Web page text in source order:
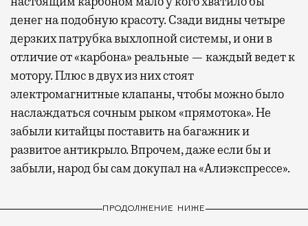
денег на подобную красоту. Сзади видны четыре
дерзких патрубка выхлопной системы, и они в
отличие от «карбона» реальные — каждый ведет к
мотору. Плюс в двух из них стоят
электромагнитные клапаны, чтобы можно было
наслаждаться сочным рыком «прямотока». Не
забыли китайцы поставить на багажник и
развитое антикрыло. Впрочем, даже если бы и
забыли, народ бы сам докупал на «Алиэкспрессе».
ПРОДОЛЖЕНИЕ НИЖЕ